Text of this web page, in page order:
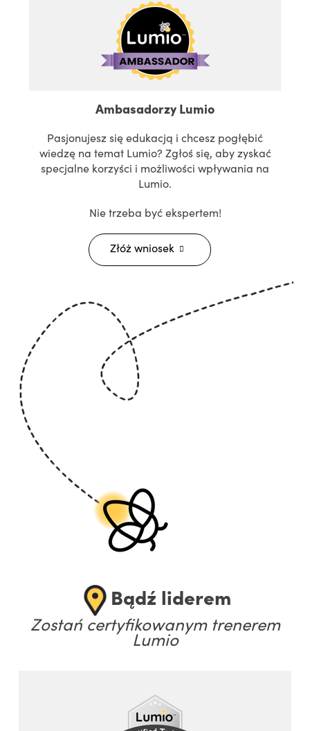
Ambasadorzy Lumio
Pasjonujesz się edukacją i chcesz pogłębić
wiedzę na temat Lumio? Zgłoś się, aby zyskać
specjalne korzyści i możliwości wpływania na
Lumio.
Nie trzeba być ekspertem!
Złóż wniosek
Bądź liderem
Zostań certyfikowanym trenerem
Lumio